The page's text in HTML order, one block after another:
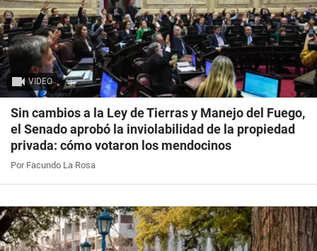
VIDEO
Sin cambios a la Ley de Tierras y Manejo del Fuego,
el Senado aprobó la inviolabilidad de la propiedad
privada: cómo votaron los mendocinos
Por Facundo La Rosa